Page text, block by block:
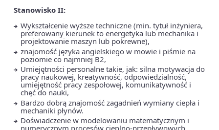
Stanowisko II:
Wykształcenie wyższe techniczne (min. tytuł inżyniera,
preferowany kierunek to energetyka lub mechanika i
projektowanie maszyn lub pokrewne),
znajomość języka angielskiego w mowie i piśmie na
poziomie co najmniej B2,
Umiejętności personalne takie, jak: silna motywacja do
pracy naukowej, kreatywność, odpowiedzialność,
umiejętność pracy zespołowej, komunikatywność i
chęć do nauki,
Bardzo dobrą znajomość zagadnień wymiany ciepła i
mechaniki płynów.
Doświadczenie w modelowaniu matematycznym i